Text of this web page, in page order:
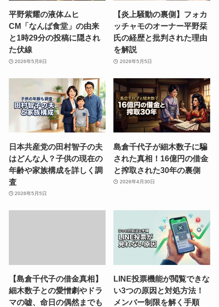
平野紫耀の液体ムヒ
CM「なんば食堂」の由来
と1時29分の投稿に隠され
た伏線
2026年5月8日
【炎上騒動の裏側】フォカ
ッチャモのオーナー平野栞
氏の経歴と批判された理由
を解説
2026年5月5日
日本共産党の田村智子の夫
はどんな人？子供の現在の
年齢や家族構成を詳しく調
査
2026年5月5日
島倉千代子が細木数子に騙
された真相！16億円の借金
と搾取された30年の裏側
2026年4月30日
【島倉千代子の借金真相】
細木数子との愛憎劇やドラ
マの嘘、命日の偶然までも
LINE投票機能が閲覧できな
い3つの原因と対処方法！
メンバー制限を解く手順